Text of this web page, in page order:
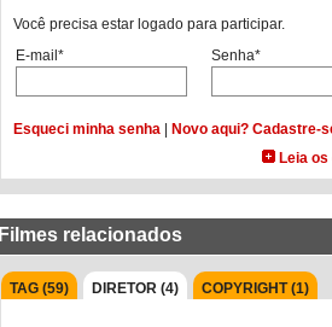
Você precisa estar logado para participar.
E-mail*
Senha*
Esqueci minha senha | Novo aqui? Cadastre-
Leia
Filmes relacionados
TAG (59) DIRETOR (4) COPYRIGHT (1)